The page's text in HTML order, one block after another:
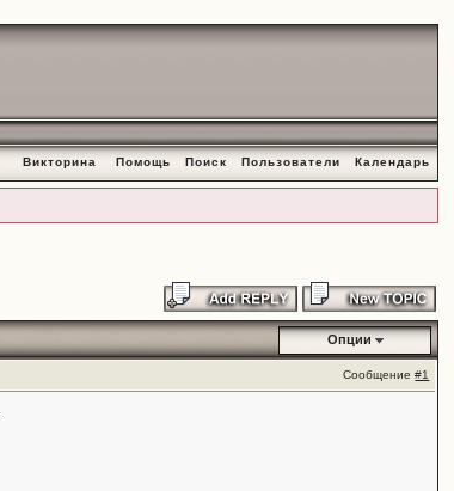
Викторина Помощь Поиск Пользователи Календарь
Опции
Сообщение#1